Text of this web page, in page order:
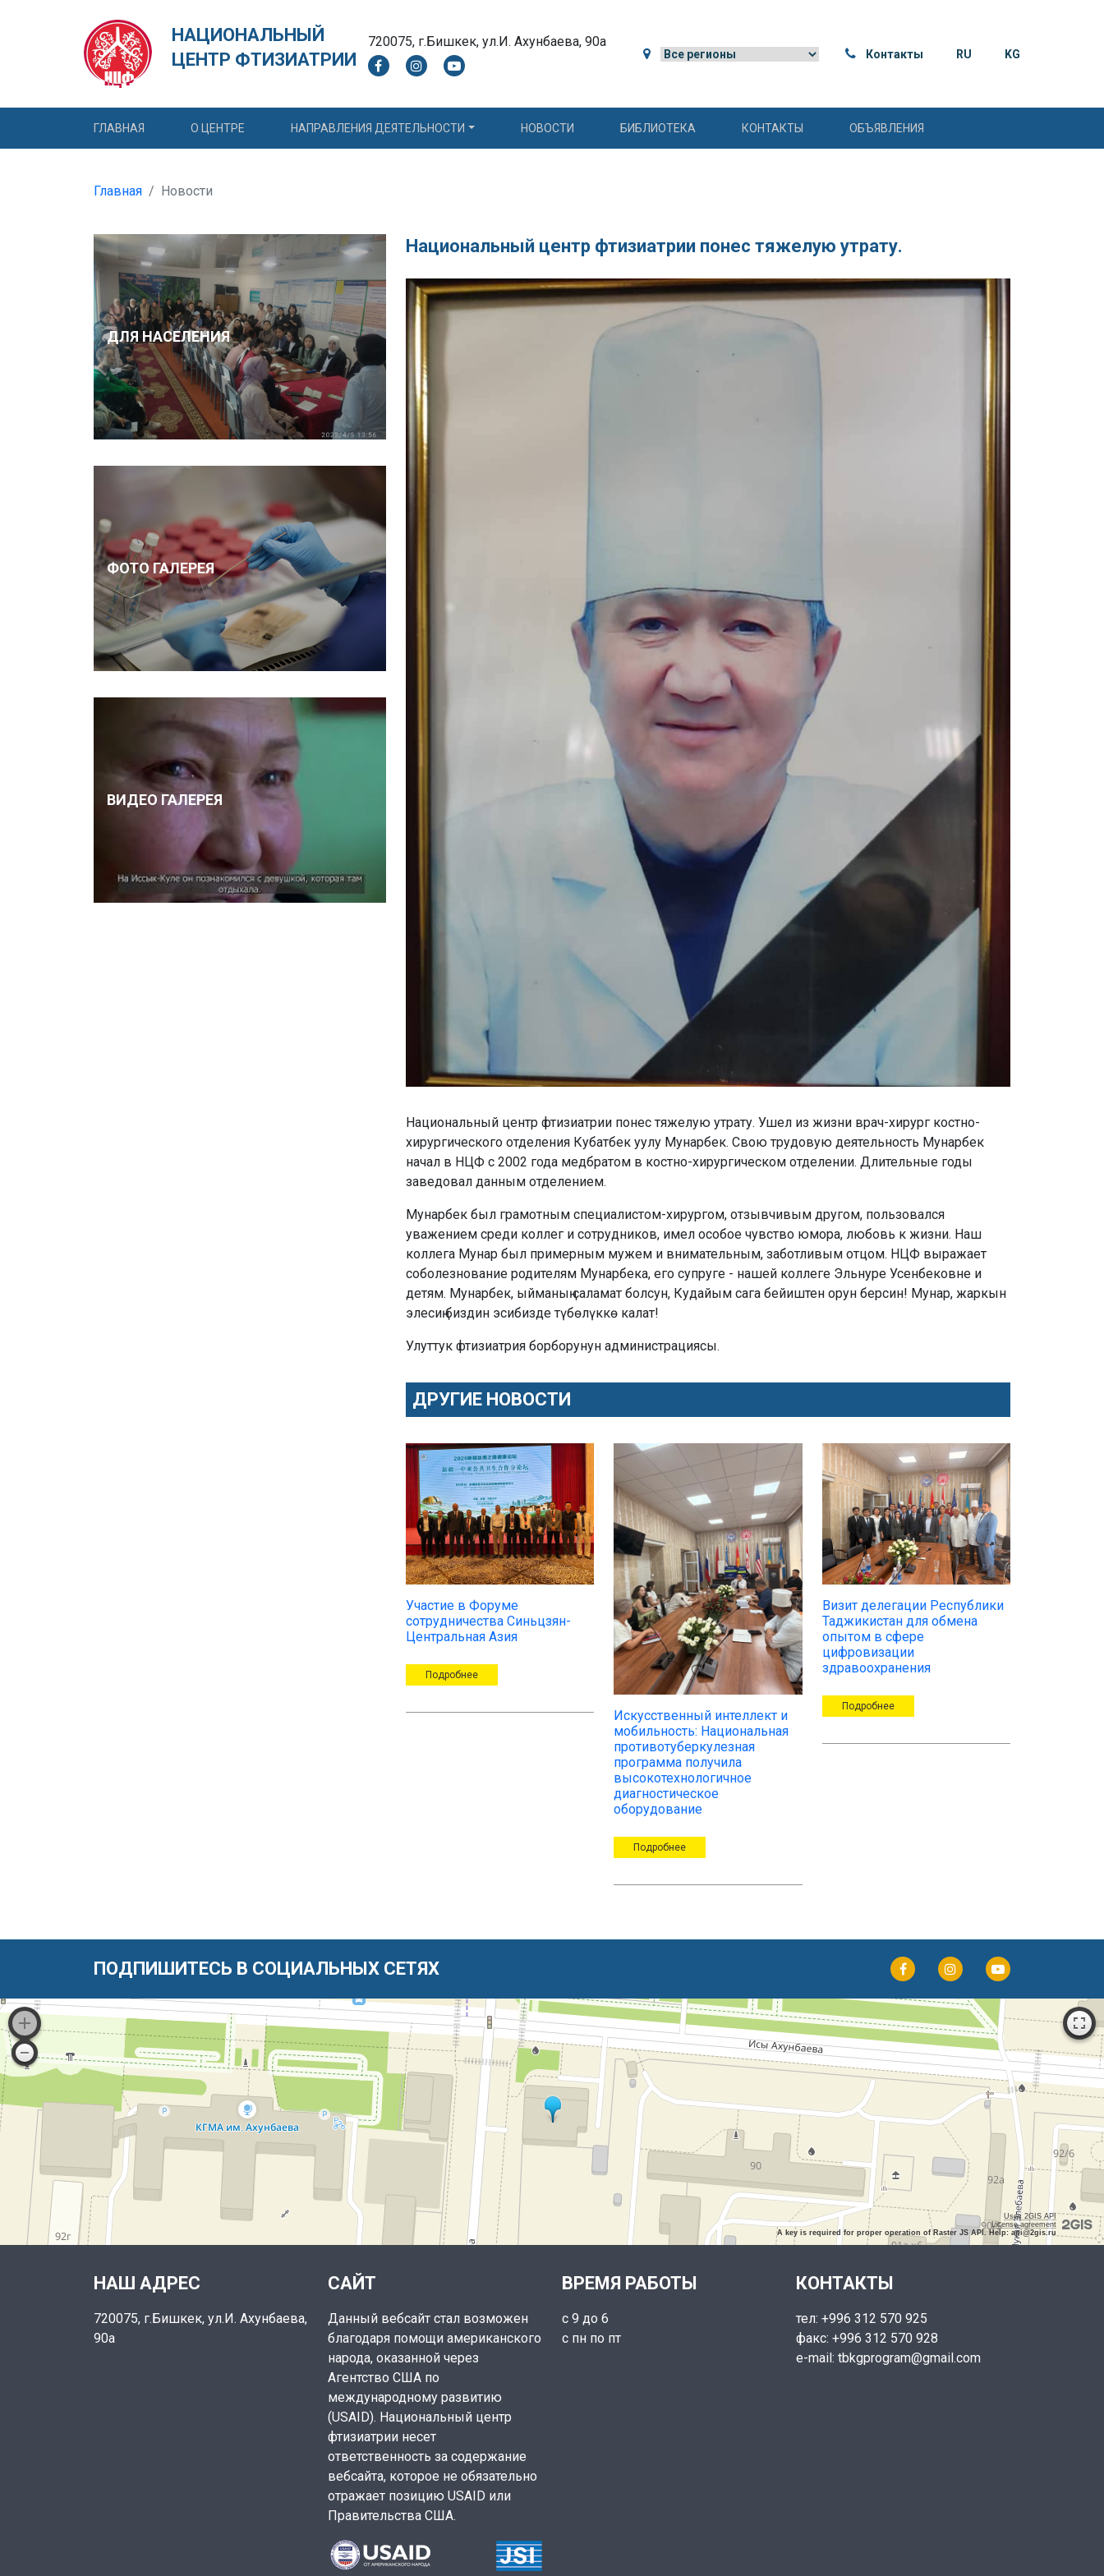
НАЦИОНАЛЬНЫЙ
ЦЕНТР ФТИЗИАТРИИ
720075, г.Бишкек, ул.И. Ахунбаева, 90а
Контакты RU KG
ГЛАВНАЯ О ЦЕНТРЕ НАПРАВЛЕНИЯ ДЕЯТЕЛЬНОСТИ НОВОСТИ БИБЛИОТЕКА КОНТАКТЫ ОБЪЯВЛЕНИЯ
Главная Новости
ДЛЯ НАСЕЛЕНИЯ
ФОТО ГАЛЕРЕЯ
ВИДЕО ГАЛЕРЕЯ
Национальный центр фтизиатрии понес тяжелую утрату.
Национальный центр фтизиатрии понес тяжелую утрату. Ушел из жизни врач-хирург костно-
хирургического отделения Кубатбек уулу Мунарбек. Свою трудовую деятельность Мунарбек
начал в НЦФ с 2002 года медбратом в костно-хирургическом отделении. Длительные годы
заведовал данным отделением.
Мунарбек был грамотным специалистом-хирургом, отзывчивым другом, пользовался
уважением среди коллег и сотрудников, имел особое чувство юмора, любовь к жизни. Наш
коллега Мунар был примерным мужем и внимательным, заботливым отцом. НЦФ выражает
соболезнование родителям Мунарбека, его супруге - нашей коллеге Эльнуре Усенбековне и
детям. Мунарбек, ыйманың саламат болсун, Кудайым сага бейиштен орун берсин! Мунар, жаркын
элесиң биздин эсибизде түбөлүккө калат!
Улуттук фтизиатрия борборунун администрациясы.
ДРУГИЕ НОВОСТИ
Участие в Форуме
сотрудничества Синьцзян-
Центральная Азия
Подробнее
Искусственный интеллект и
мобильность: Национальная
противотуберкулезная
программа получила
высокотехнологичное
диагностическое
оборудование
Подробнее
Визит делегации Республики
Таджикистан для обмена
опытом в сфере
цифровизации
здравоохранения
Подробнее
ПОДПИШИТЕСЬ В СОЦИАЛЬНЫХ СЕТЯХ
Uses 2GIS API
License agreement
A key is required for proper operation of Raster JS API. Help: api@2gis.ru
НАШ АДРЕС
720075, г.Бишкек, ул.И. Ахунбаева,
90а
САЙТ
Данный вебсайт стал возможен
благодаря помощи американского
народа, оказанной через
Агентство США по
международному развитию
(USAID). Национальный центр
фтизиатрии несет
ответственность за содержание
вебсайта, которое не обязательно
отражает позицию USAID или
Правительства США.
ВРЕМЯ РАБОТЫ
с 9 до 6
с пн по пт
КОНТАКТЫ
тел: +996 312 570 925
факс: +996 312 570 928
e-mail: tbkgprogram@gmail.com